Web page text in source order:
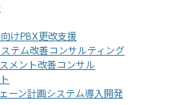
けPBX更改支援
テム改善コンサルティング
メント改善コンサル
ーン計画システム導入開発